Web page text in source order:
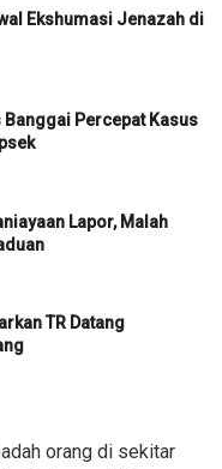
Ekshumasi Jenazah di
Banggai Percepat Kasus
Lapor, Malah
TR Datang
orang di sekitar